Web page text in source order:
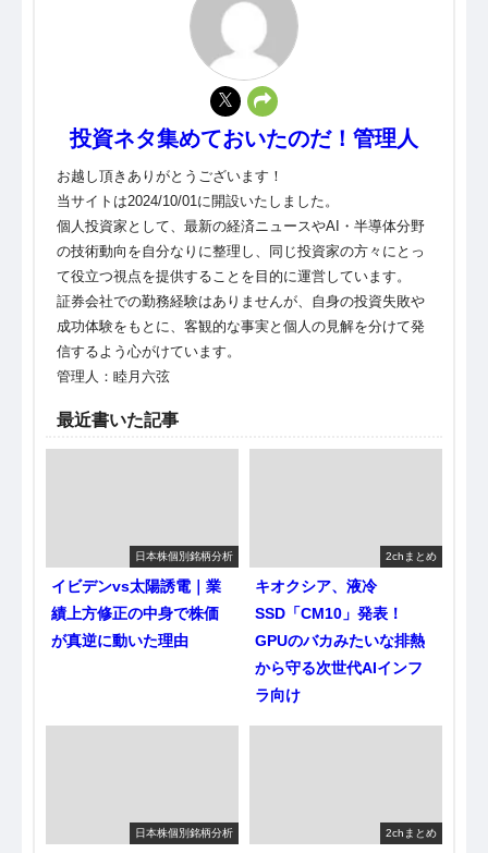
投資ネタ集めておいたのだ！管理人
お越し頂きありがとうございます！
当サイトは2024/10/01に開設いたしました。
個人投資家として、最新の経済ニュースやAI・半導体分野
の技術動向を自分なりに整理し、同じ投資家の方々にとっ
て役立つ視点を提供することを目的に運営しています。
証券会社での勤務経験はありませんが、自身の投資失敗や
成功体験をもとに、客観的な事実と個人の見解を分けて発
信するよう心がけています。
管理人：睦月六弦
最近書いた記事
日本株個別銘柄分析
イビデンvs太陽誘電｜業
績上方修正の中身で株価
が真逆に動いた理由
2chまとめ
キオクシア、液冷
SSD「CM10」発表！
GPUのバカみたいな排熱
から守る次世代AIインフ
ラ向け
日本株個別銘柄分析 2chまとめ